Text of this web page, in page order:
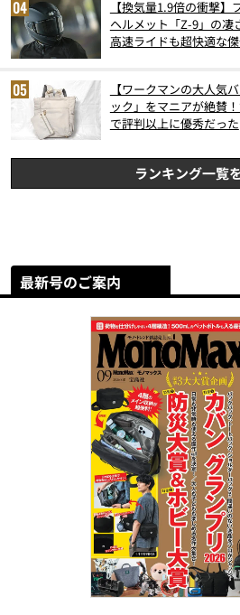
【換気量1.9倍の衝撃
ヘルメット「Z-9」の凄
高速ライドも超快適な
【ワークマンの大人気
ック」をマニアが絶賛
で評判以上に優秀だった
ランキング一覧
最新号のご案内